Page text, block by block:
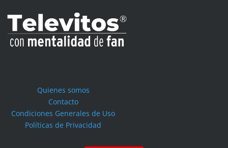
Quienes somos
Contacto
Condiciones Generales de Uso
Políticas de Privacidad